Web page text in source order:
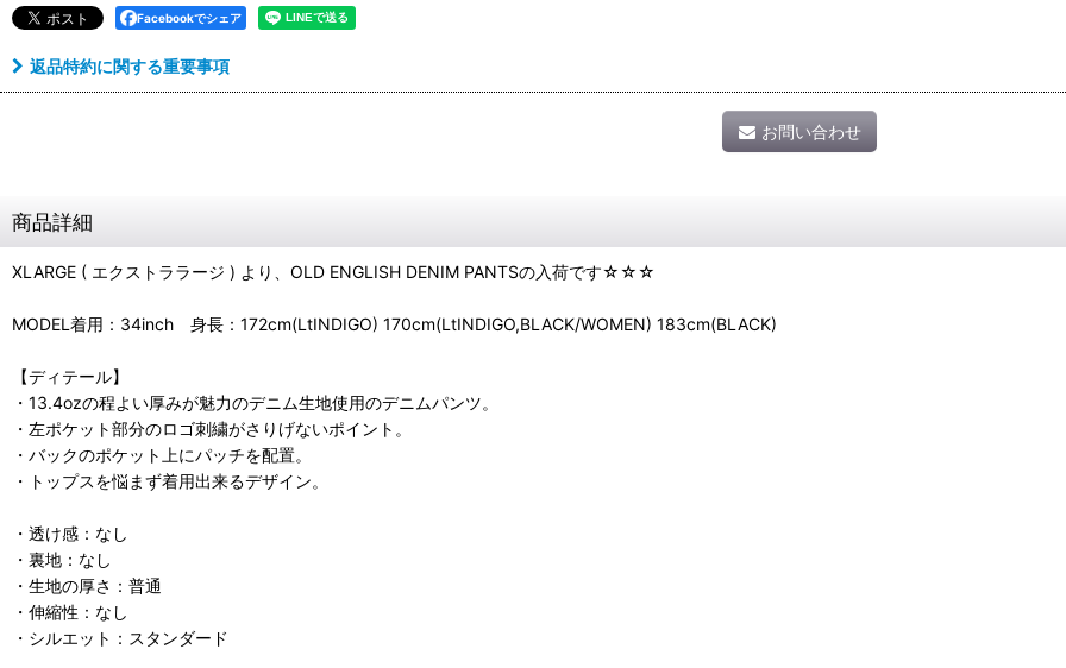
Facebookでシェア
返品特約に関する重要事項
お問い合わせ
商品詳細
XLARGE ( エクストララージ ) より、OLD ENGLISH DENIM PANTSの入荷です☆☆☆
MODEL着用：34inch 身長：172cm(LtINDIGO) 170cm(LtINDIGO,BLACK/WOMEN) 183cm(BLACK)
【ディテール】
・13.4ozの程よい厚みが魅力のデニム生地使用のデニムパンツ。
・左ポケット部分のロゴ刺繍がさりげないポイント。
・バックのポケット上にパッチを配置。
・トップスを悩まず着用出来るデザイン。
・透け感：なし
・裏地：なし
・生地の厚さ：普通
・伸縮性：なし
・シルエット：スタンダード